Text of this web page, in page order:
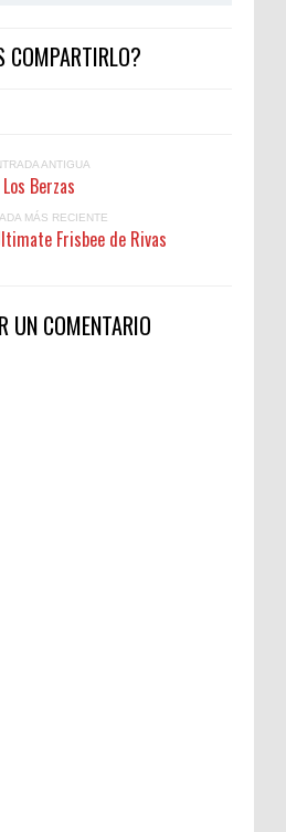
COMPARTIRLO?
ANTIGUA
Los Berzas
MÁS RECIENTE
Frisbee de Rivas
UN COMENTARIO